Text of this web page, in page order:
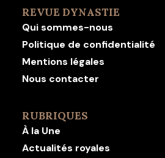
REVUE DYNASTIE
Qui sommes-nous
Politique de confidentialité
Mentions légales
Nous contacter
RUBRIQUES
À la Une
Actualités royales